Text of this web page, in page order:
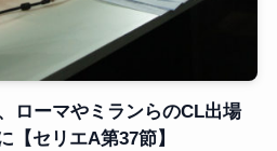
ローマやミランらのCL出場
【セリエA第37節】